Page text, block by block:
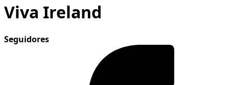
Viva Ireland
Seguidores